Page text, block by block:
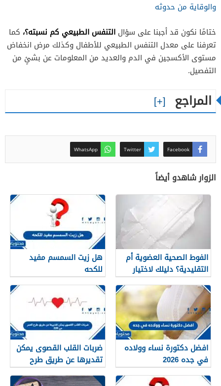
والوقاية من حدوثه
ختامًا نكون قد أجبنا على سؤال التنفس الطبيعي كم نسبته؟، كما
تعرفنا على معدل التنفس الطبيعي للأطفال وكذلك مرض انخفاض
مستوى الأكسجين في الدم والعديد من المعلومات عن بشئٍ من
التفصيل.
المراجع
Facebook
Twitter
WhatsApp
الزوار شاهدو أيضاً
الفوط الصحية العضوية أم
التقليدية؟ دليلك لاختيار
النوع الأنسب لبشرتك
هل زيت السمسم مفيد
للكحه
افضل دكتورة نساء وولاده
في جده 2026
ضربات القلب القصوى يمكن
تقديرها عن طريق طرح
العمر من 220